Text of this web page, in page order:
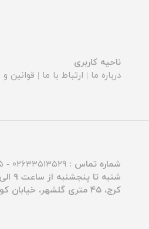
ناحیه کاربری
درباره ما | ارتباط با ما | قوانین
شماره تماس : ۰۲۶۳۳۵۱۳۵۲۹ - ۰۲۶۳۳۵۳۴۳۱۵
شنبه تا پنجشنبه از ساعت ۹ الی ۱۳ و ۱۶:۳۰ الی ۲۰:۳۰ پاسخگوی شما عزیزان هستیم.
کرج، ۴۵ متری گلشهر، خیابان کوکب شرقی، عکس و فیلم مکث